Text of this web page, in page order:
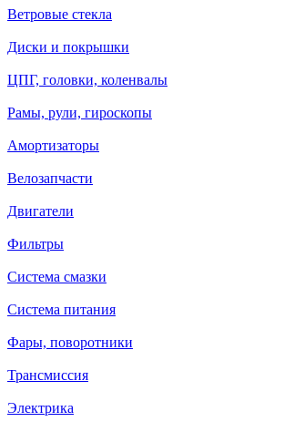
Ветровые стекла
Диски и покрышки
ЦПГ, головки, коленвалы
Рамы, рули, гироскопы
Амортизаторы
Велозапчасти
Двигатели
Фильтры
Система смазки
Система питания
Фары, поворотники
Трансмиссия
Электрика